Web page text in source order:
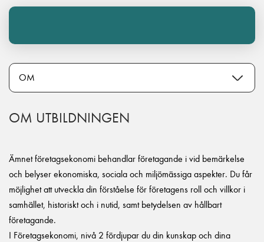
OM UTBILDNINGEN
Ämnet företagsekonomi behandlar företagande i vid bemärkelse
och belyser ekonomiska, sociala och miljömässiga aspekter. Du får
möjlighet att utveckla din förståelse för företagens roll och villkor i
samhället, historiskt och i nutid, samt betydelsen av hållbart
företagande.
I Företagsekonomi, nivå 2 fördjupar du din kunskap och dina